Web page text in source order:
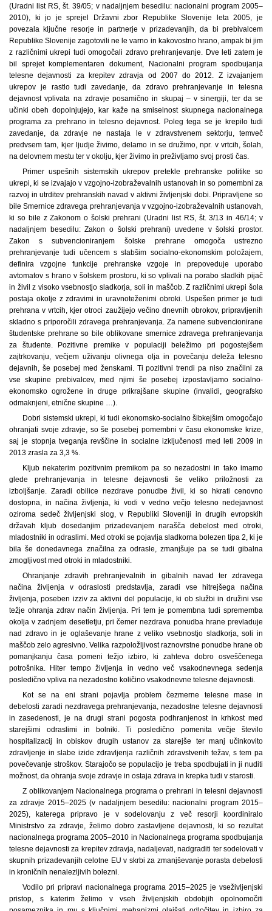
(Uradni list RS, št. 39/05; v nadaljnjem besedilu: nacionalni program 2005–
2010), ki jo je sprejel Državni zbor Republike Slovenije leta 2005, je
povezala ključne resorje in partnerje v prizadevanjih, da bi prebivalcem
Republike Slovenije zagotovili ne le varno in kakovostno hrano, ampak bi jim
z različnimi ukrepi tudi omogočali zdravo prehranjevanje. Dve leti zatem je
bil sprejet komplementaren dokument, Nacionalni program spodbujanja
telesne dejavnosti za krepitev zdravja od 2007 do 2012. Z izvajanjem
ukrepov je rastlo tudi zavedanje, da zdravo prehranjevanje in telesna
dejavnost vplivata na zdravje posamično in skupaj – v sinergiji, ter da se
učinki obeh dopolnjujejo, kar kaže na smiselnost skupnega nacionalnega
programa za prehrano in telesno dejavnost. Poleg tega se je krepilo tudi
zavedanje, da zdravje ne nastaja le v zdravstvenem sektorju, temveč
predvsem tam, kjer ljudje živimo, delamo in se družimo, npr. v vrtcih, šolah,
na delovnem mestu ter v okolju, kjer živimo in preživljamo svoj prosti čas.
Primer uspešnih sistemskih ukrepov pretekle prehranske politike so
ukrepi, ki se izvajajo v vzgojno-izobraževalnih ustanovah in so pomembni za
razvoj in utrditev prehranskih navad v aktivni življenjski dobi. Pripravljene so
bile Smernice zdravega prehranjevanja v vzgojno-izobraževalnih ustanovah,
ki so bile z Zakonom o šolski prehrani (Uradni list RS, št. 3/13 in 46/14; v
nadaljnjem besedilu: Zakon o šolski prehrani) uvedene v šolski prostor.
Zakon s subvencioniranjem šolske prehrane omogoča ustrezno
prehranjevanje tudi učencem s slabšim socialno-ekonomskim položajem,
definira vzgojne funkcije prehranske vzgoje in prepoveduje uporabo
avtomatov s hrano v šolskem prostoru, ki so vplivali na porabo sladkih pijač
in živil z visoko vsebnostjo sladkorja, soli in maščob. Z različnimi ukrepi šola
postaja okolje z zdravimi in uravnoteženimi obroki. Uspešen primer je tudi
prehrana v vrtcih, kjer otroci zaužijejo večino dnevnih obrokov, pripravljenih
skladno s priporočili zdravega prehranjevanja. Za namene subvencionirane
študentske prehrane so bile oblikovane smernice zdravega prehranjevanja
za študente. Pozitivne premike v populaciji beležimo pri pogostejšem
zajtrkovanju, večjem uživanju olivnega olja in povečanju deleža telesno
dejavnih, še posebej med ženskami. Ti pozitivni trendi pa niso značilni za
vse skupine prebivalcev, med njimi še posebej izpostavljamo socialno-
ekonomsko ogrožene in druge prikrajšane skupine (invalidi, geografsko
odmaknjeni, etnične skupine …).
Dobri sistemski ukrepi, ki tudi ekonomsko-socialno šibkejšim omogočajo
ohranjati svoje zdravje, so še posebej pomembni v času ekonomske krize,
saj je stopnja tveganja revščine in socialne izključenosti med leti 2009 in
2013 zrasla za 3,3 %.
Kljub nekaterim pozitivnim premikom pa so nezadostni in tako imamo
glede prehranjevanja in telesne dejavnosti še veliko priložnosti za
izboljšanje. Zaradi obilice nezdrave ponudbe živil, ki so hkrati cenovno
dostopna, in načina življenja, ki vodi v vedno večjo telesno nedejavnost
oziroma sedeč življenjski slog, v Republiki Sloveniji in drugih evropskih
državah kljub dosedanjim prizadevanjem narašča debelost med otroki,
mladostniki in odraslimi. Med otroki se pojavlja sladkorna bolezen tipa 2, ki je
bila še donedavnega značilna za odrasle, zmanjšuje pa se tudi gibalna
zmogljivost med otroki in mladostniki.
Ohranjanje zdravih prehranjevalnih in gibalnih navad ter zdravega
načina življenja v odraslosti predstavlja, zaradi vse hitrejšega načina
življenja, poseben izziv za aktivni del populacije, ki ob službi in družini vse
težje ohranja zdrav način življenja. Pri tem je pomembna tudi sprememba
okolja v zadnjem desetletju, pri čemer nezdrava ponudba hrane prevladuje
nad zdravo in je oglaševanje hrane z veliko vsebnostjo sladkorja, soli in
maščob zelo agresivno. Velika razpoložljivost raznovrstne ponudbe hrane ob
pomanjkanju časa pomeni težjo izbiro, ki zahteva dobro osveščenega
potrošnika. Hiter tempo življenja in vedno več vsakodnevnega sedenja
posledično vpliva na nezadostno količino vsakodnevne telesne dejavnosti.
Kot se na eni strani pojavlja problem čezmerne telesne mase in
debelosti zaradi nezdravega prehranjevanja, nezadostne telesne dejavnosti
in zasedenosti, je na drugi strani pogosta podhranjenost in krhkost med
starejšimi odraslimi in bolniki. Ti posledično pomenita večje število
hospitalizacij in obiskov drugih ustanov za starejše ter manj učinkovito
zdravljenje in slabe izide zdravljenja različnih zdravstvenih težav, s tem pa
povečevanje stroškov. Starajočo se populacijo je treba spodbujati in ji nuditi
možnost, da ohranja svoje zdravje in ostaja zdrava in krepka tudi v starosti.
Z oblikovanjem Nacionalnega programa o prehrani in telesni dejavnosti
za zdravje 2015–2025 (v nadaljnjem besedilu: nacionalni program 2015–
2025), katerega pripravo je v sodelovanju z več resorji koordiniralo
Ministrstvo za zdravje, želimo dobro zastavljene dejavnosti, ki so rezultat
nacionalnega programa 2005–2010 in Nacionalnega programa spodbujanja
telesne dejavnosti za krepitev zdravja, nadaljevati, nadgraditi ter sodelovati v
skupnih prizadevanjih celotne EU v skrbi za zmanjševanje porasta debelosti
in kroničnih nenalezljivih bolezni.
Vodilo pri pripravi nacionalnega programa 2015–2025 je vseživljenjski
pristop, s katerim želimo v vseh življenjskih obdobjih opolnomočiti